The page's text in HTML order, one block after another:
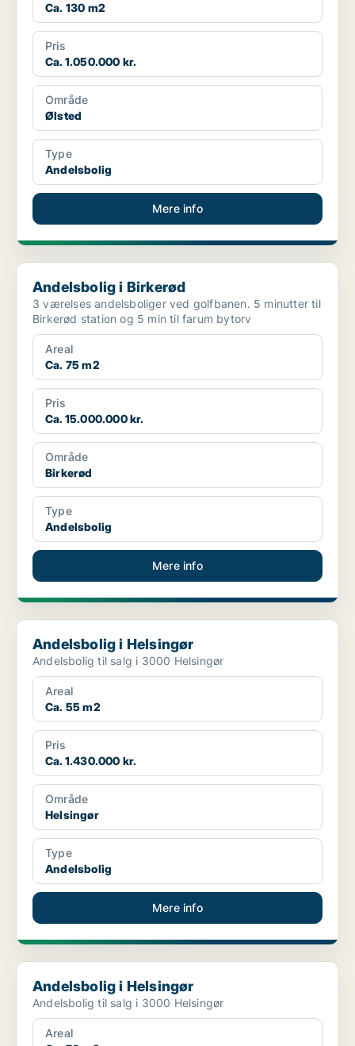
Ca. 130 m2
Pris
Ca. 1.050.000 kr.
Område
Ølsted
Type
Andelsbolig
Mere info
Andelsbolig i Birkerød
Andelsbolig i Birkerød
3 værelses andelsboliger ved golfbanen. 5 minutter til
Birkerød station og 5 min til farum bytorv
Areal
Ca. 75 m2
Pris
Ca. 15.000.000 kr.
Område
Birkerød
Type
Andelsbolig
Mere info
Andelsbolig i Helsingør
Andelsbolig i Helsingør
Andelsbolig til salg i 3000 Helsingør
Areal
Ca. 55 m2
Pris
Ca. 1.430.000 kr.
Område
Helsingør
Type
Andelsbolig
Mere info
Andelsbolig i Helsingør
Andelsbolig i Helsingør
Andelsbolig til salg i 3000 Helsingør
Areal